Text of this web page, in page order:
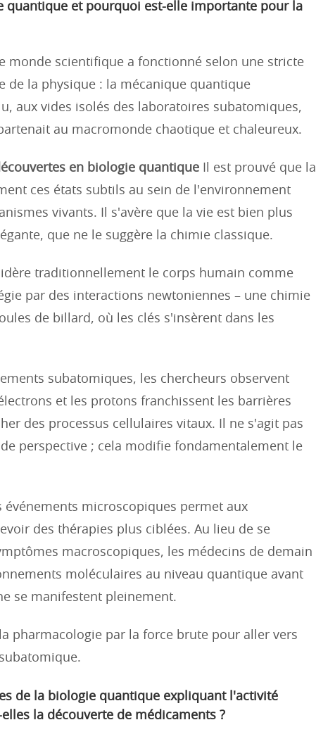
quantique et pourquoi est-elle importante pour la
monde scientifique a fonctionné selon une stricte
de la physique : la mécanique quantique
aux vides isolés des laboratoires subatomiques,
au macromonde chaotique et chaleureux.
en biologie quantique Il est prouvé que la
ces états subtils au sein de l'environnement
vivants. Il s'avère que la vie est bien plus
que ne le suggère la chimie classique.
traditionnellement le corps humain comme
par des interactions newtoniennes – une chimie
de billard, où les clés s'insèrent dans les
subatomiques, les chercheurs observent
et les protons franchissent les barrières
des processus cellulaires vitaux. Il ne s'agit pas
perspective ; cela modifie fondamentalement le
événements microscopiques permet aux
des thérapies plus ciblées. Au lieu de se
macroscopiques, les médecins de demain
moléculaires au niveau quantique avant
se manifestent pleinement.
pharmacologie par la force brute pour aller vers
de la biologie quantique expliquant l'activité
la découverte de médicaments ?